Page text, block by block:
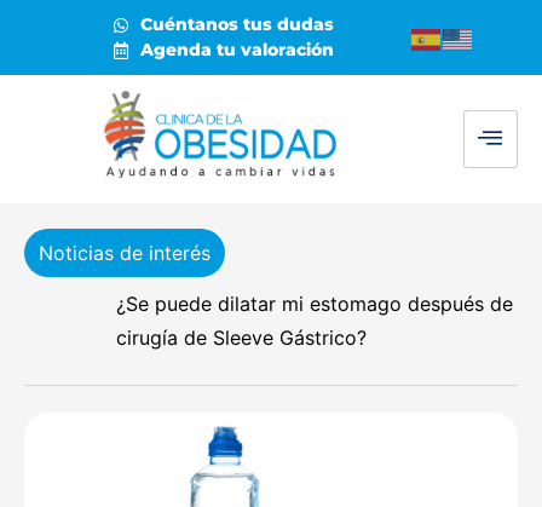
Cuéntanos tus dudas
Agenda tu valoración
Noticias de interés
¿Se puede dilatar mi estomago después de la
cirugía de Sleeve Gástrico?